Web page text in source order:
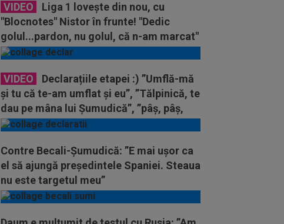
VIDEO
Liga 1 lovește din nou, cu
"Blocnotes" Nistor în frunte! "Dedic
golul...pardon, nu golul, că n-am marcat"
:)
VIDEO
Declarațiile etapei :) ”Umflă-mă
și tu că te-am umflat și eu”, ”Tălpinică, te
dau pe mâna lui Șumudică”, ”pâș, pâș,
pâc, pâc”
Contre Becali-Șumudică: ”E mai ușor ca
el să ajungă președintele Spaniei. Steaua
nu este targetul meu”